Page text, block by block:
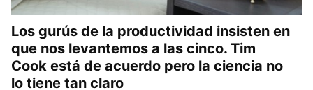
Los gurús de la productividad insisten en
que nos levantemos a las cinco. Tim
Cook está de acuerdo pero la ciencia no
lo tiene tan claro